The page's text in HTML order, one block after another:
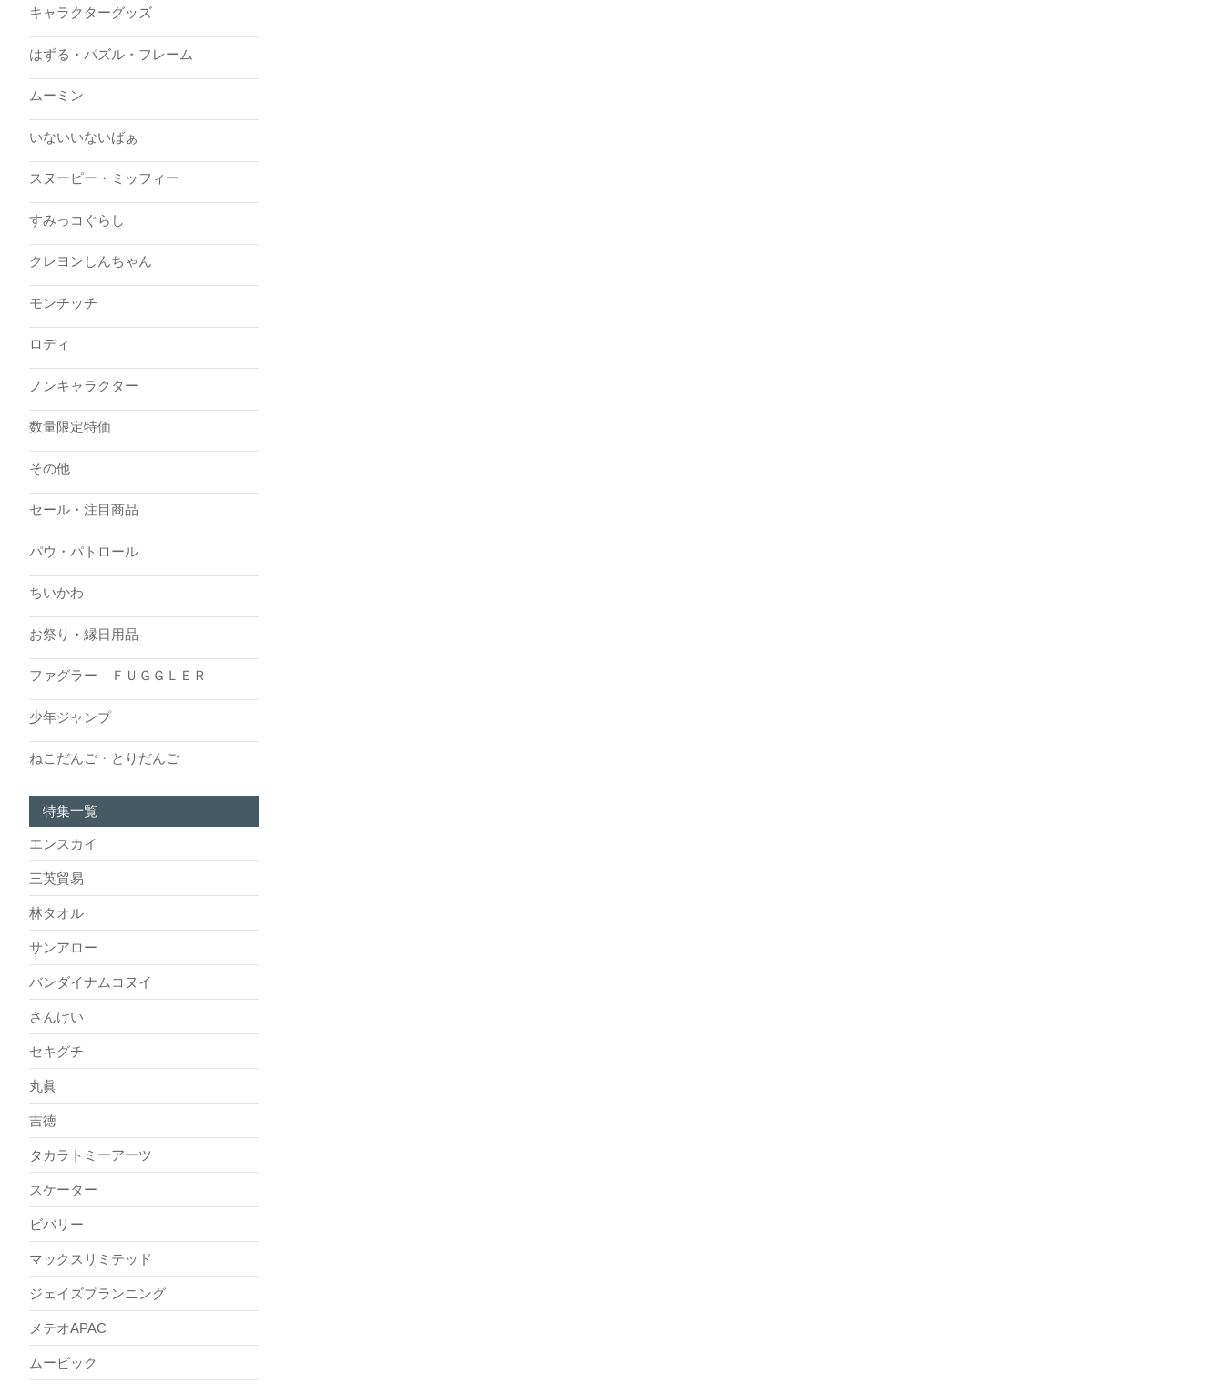
キャラクターグッズ
はずる・パズル・フレーム
ムーミン
いないいないばぁ
スヌーピー・ミッフィー
すみっコぐらし
クレヨンしんちゃん
モンチッチ
ロディ
ノンキャラクター
数量限定特価
その他
セール・注目商品
パウ・パトロール
ちいかわ
お祭り・縁日用品
ファグラー ＦＵＧＧＬＥＲ
少年ジャンプ
ねこだんご・とりだんご
特集一覧
エンスカイ
三英貿易
林タオル
サンアロー
バンダイナムコヌイ
さんけい
セキグチ
丸眞
吉徳
タカラトミーアーツ
スケーター
ビバリー
マックスリミテッド
ジェイズプランニング
メテオAPAC
ムービック